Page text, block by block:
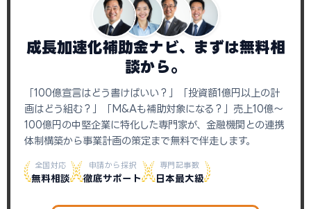
成長加速化補助金ナビ、まずは無料相
談から。
「100億宣言はどう書けばいい？」「投資額1億円以上の計
画はどう組む？」「M&Aも補助対象になる？」売上10億〜
100億円の中堅企業に特化した専門家が、金融機関との連携
体制構築から事業計画の策定まで無料で伴走します。
全国対応
無料相談
申請から採択
徹底サポート
専門記事数
日本最大級